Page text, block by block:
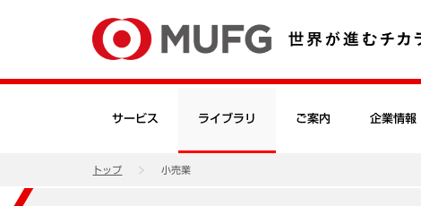
サービス ライブラリ ご案内 企業情報
トップ 小売業